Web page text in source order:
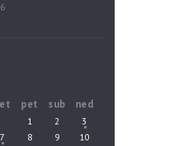
pet sub ned
1 2
3
7 8 9
10